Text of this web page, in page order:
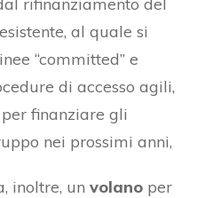
al quale si
“committed” e
di accesso agili,
finanziare gli
nei prossimi anni,
inoltre, un volano per